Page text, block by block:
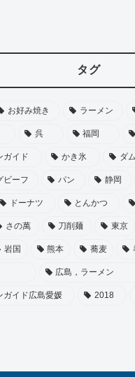
タグ
お好み焼き ラーメン
呉 福岡
ガイド かき氷 ダム
ビーフ パン 静岡
ドーナツ とんかつ
さの萬 刀削麺 東京
岩国 熊本 蕎麦
広島，ラーメン
ガイド広島愛媛 2018